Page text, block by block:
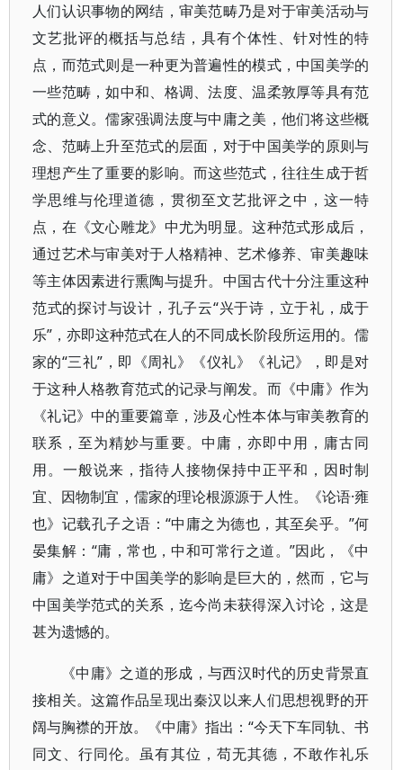
人们认识事物的网结，审美范畴乃是对于审美活动与
文艺批评的概括与总结，具有个体性、针对性的特
点，而范式则是一种更为普遍性的模式，中国美学的
一些范畴，如中和、格调、法度、温柔敦厚等具有范
式的意义。儒家强调法度与中庸之美，他们将这些概
念、范畴上升至范式的层面，对于中国美学的原则与
理想产生了重要的影响。而这些范式，往往生成于哲
学思维与伦理道德，贯彻至文艺批评之中，这一特
点，在《文心雕龙》中尤为明显。这种范式形成后，
通过艺术与审美对于人格精神、艺术修养、审美趣味
等主体因素进行熏陶与提升。中国古代十分注重这种
范式的探讨与设计，孔子云“兴于诗，立于礼，成于
乐”，亦即这种范式在人的不同成长阶段所运用的。儒
家的“三礼”，即《周礼》《仪礼》《礼记》，即是对
于这种人格教育范式的记录与阐发。而《中庸》作为
《礼记》中的重要篇章，涉及心性本体与审美教育的
联系，至为精妙与重要。中庸，亦即中用，庸古同
用。一般说来，指待人接物保持中正平和，因时制
宜、因物制宜，儒家的理论根源源于人性。《论语·雍
也》记载孔子之语：“中庸之为德也，其至矣乎。”何
晏集解：“庸，常也，中和可常行之道。”因此，《中
庸》之道对于中国美学的影响是巨大的，然而，它与
中国美学范式的关系，迄今尚未获得深入讨论，这是
甚为遗憾的。
《中庸》之道的形成，与西汉时代的历史背景直
接相关。这篇作品呈现出秦汉以来人们思想视野的开
阔与胸襟的开放。《中庸》指出：“今天下车同轨、书
同文、行同伦。虽有其位，苟无其德，不敢作礼乐